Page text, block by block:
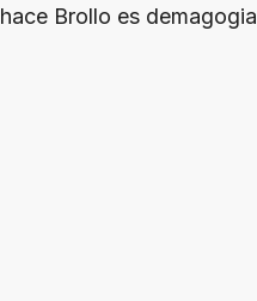
hace Brollo es